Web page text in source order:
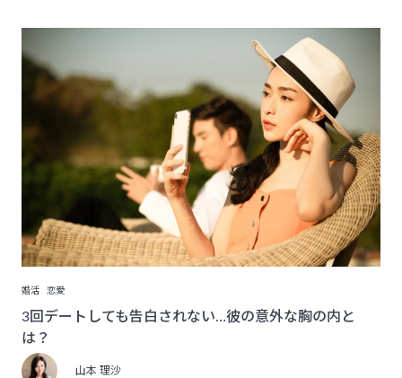
婚活 恋愛
3回デートしても告白されない…彼の意外な胸の内と
は？
山本 理沙